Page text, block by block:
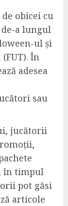
obicei cu
a lungul
ul și
În
adesea
sau
jucătorii
în timpul
pot găsi
articole